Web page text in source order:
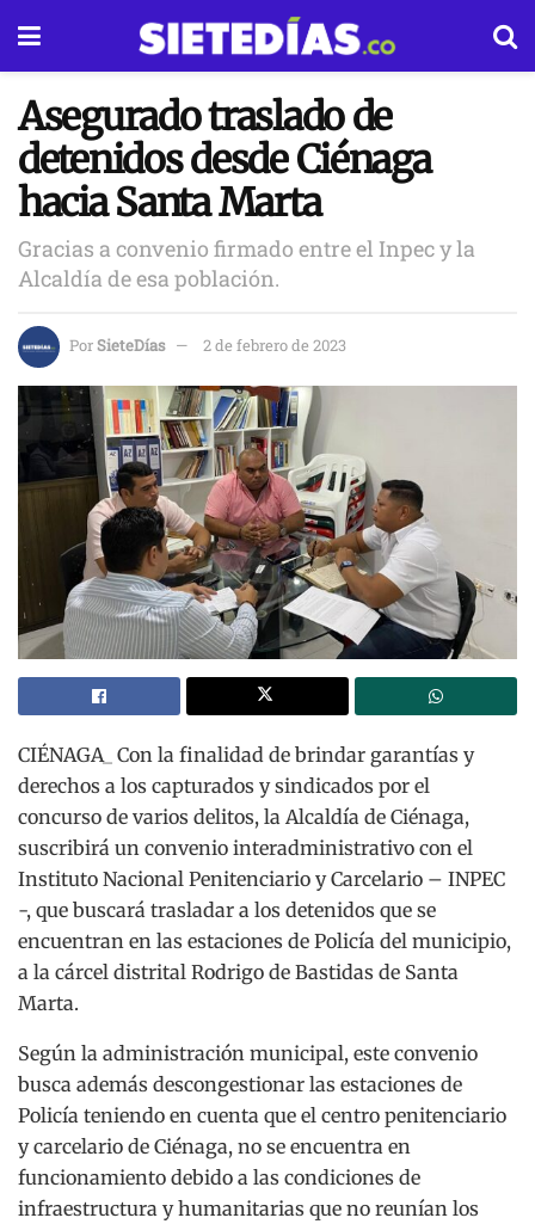
Asegurado traslado de
detenidos desde Ciénaga
hacia Santa Marta
Gracias a convenio firmado entre el Inpec y la
Alcaldía de esa población.
PorSieteDías 2 de febrero de 2023
CIÉNAGA_ Con la finalidad de brindar garantías y
derechos a los capturados y sindicados por el
concurso de varios delitos, la Alcaldía de Ciénaga,
suscribirá un convenio interadministrativo con el
Instituto Nacional Penitenciario y Carcelario – INPEC
-, que buscará trasladar a los detenidos que se
encuentran en las estaciones de Policía del municipio,
a la cárcel distrital Rodrigo de Bastidas de Santa
Marta.
Según la administración municipal, este convenio
busca además descongestionar las estaciones de
Policía teniendo en cuenta que el centro penitenciario
y carcelario de Ciénaga, no se encuentra en
funcionamiento debido a las condiciones de
infraestructura y humanitarias que no reunían los